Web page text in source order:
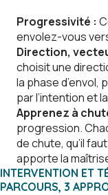
Progressivité :
envolez-vous
Direction,
choisit une
la phase
par l’intention et
Apprenez à
progression.
de chute, qu’il
apporte la
INTERVENTION ET
PARCOURS, 3